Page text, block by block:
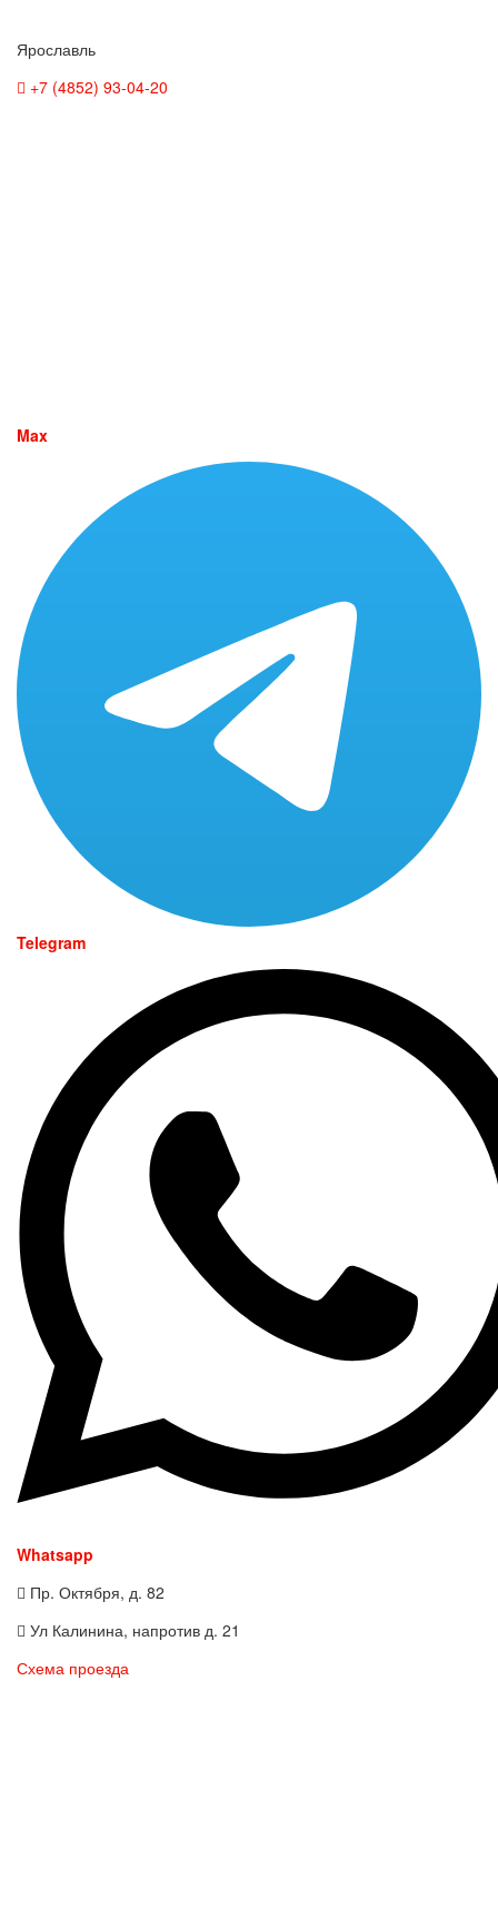
Ярославль
+7 (4852) 93-04-20
Max
Telegram
Whatsapp
Пр. Октября, д. 82
Ул Калинина, напротив д. 21
Схема проезда